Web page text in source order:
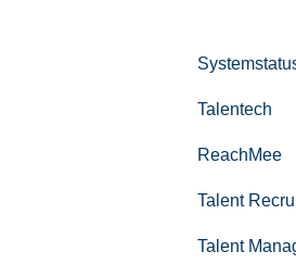
Talentech
ReachMee
Get
Talent
Talent